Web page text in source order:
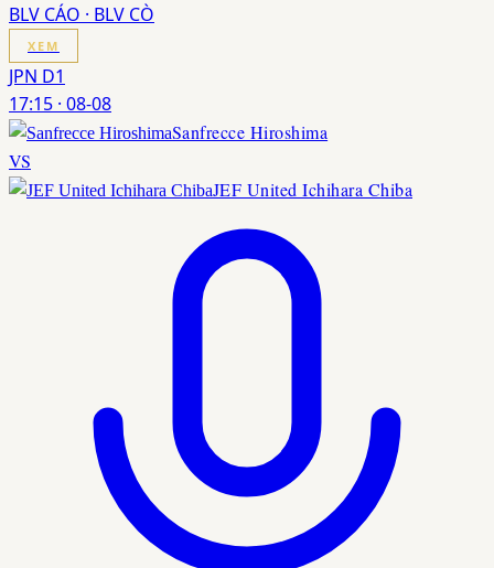
BLV CÁO · BLV CÒ
XEM
JPN D1
17:15 · 08-08
Sanfrecce Hiroshima
VS
JEF United Ichihara Chiba